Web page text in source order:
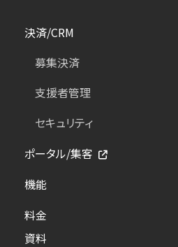
決済/CRM
募集決済
支援者管理
セキュリティ
ポータル/集客
機能
料金
資料